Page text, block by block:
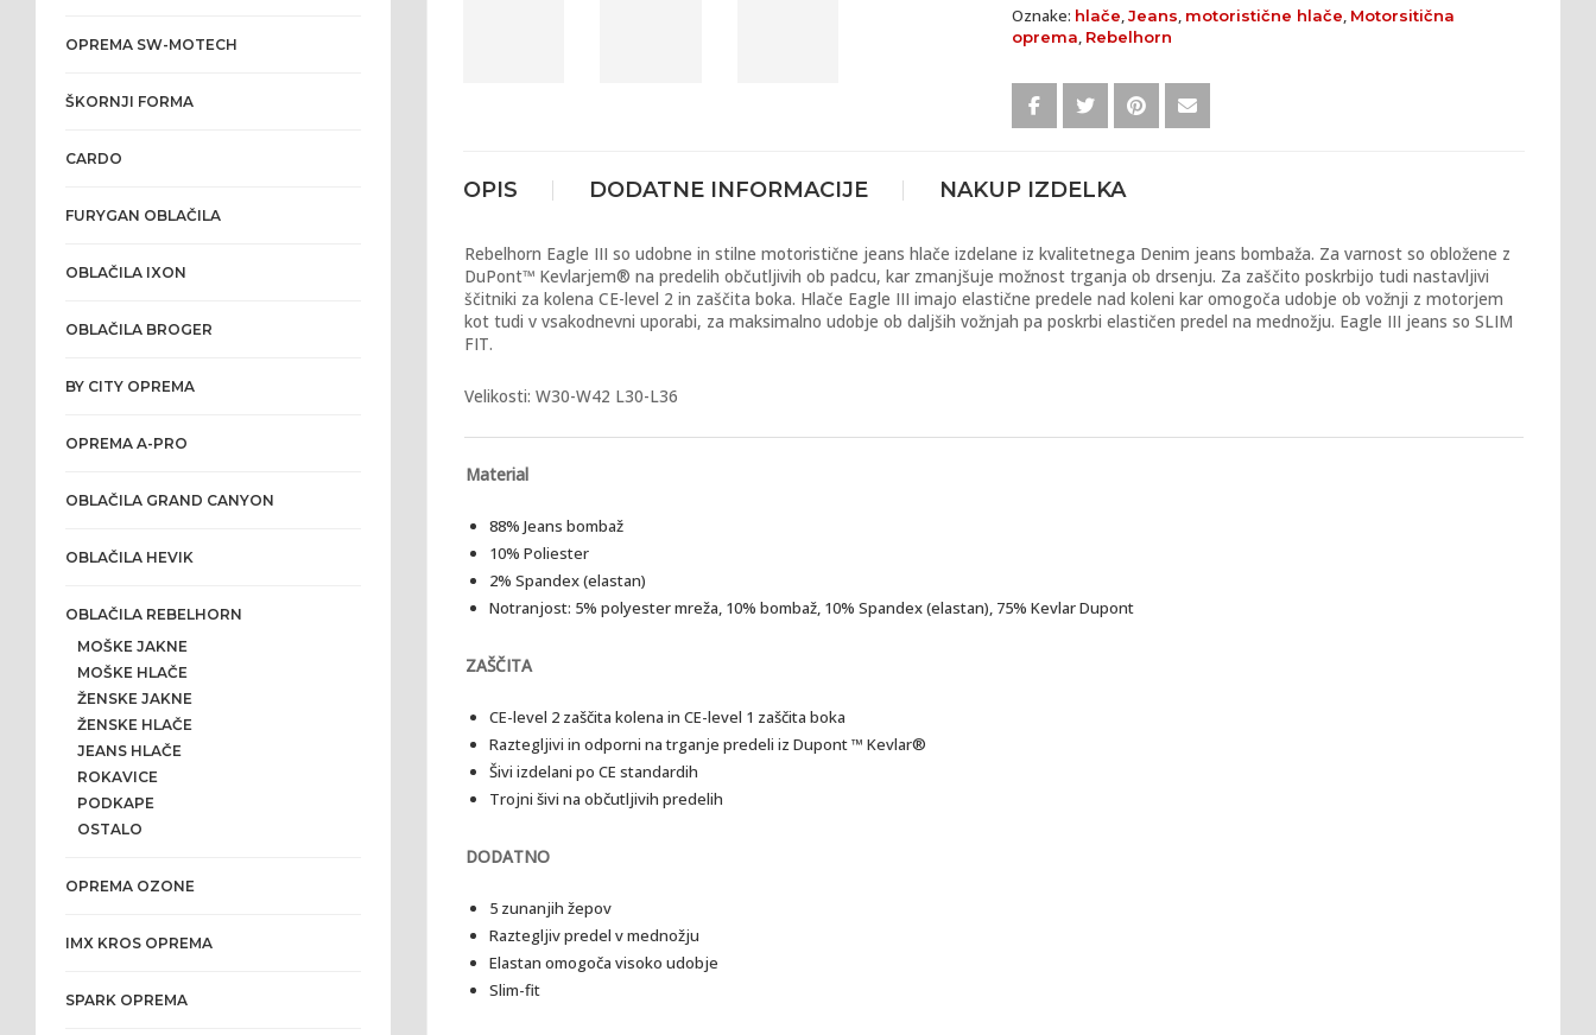
Oznake: hlače Jeans motoristične hlače Motorsitična
oprema Rebelhorn
OPIS DODATNE INFORMACIJE NAKUP IZDELKA
Rebelhorn Eagle III so udobne in stilne motoristične jeans hlače izdelane iz kvalitetnega Denim jeans bombaža. Za varnost so obložene z
DuPont™ Kevlarjem® na predelih občutljivih ob padcu, kar zmanjšuje možnost trganja ob drsenju. Za zaščito poskrbijo tudi nastavljivi
ščitniki za kolena CE-level 2 in zaščita boka. Hlače Eagle III imajo elastične predele nad koleni kar omogoča udobje ob vožnji z motorjem
kot tudi v vsakodnevni uporabi, za maksimalno udobje ob daljših vožnjah pa poskrbi elastičen predel na mednožju. Eagle III jeans so SLIM
FIT.
Velikosti: W30-W42 L30-L36
Material
88% Jeans bombaž
10% Poliester
2% Spandex (elastan)
Notranjost: 5% polyester mreža, 10% bombaž, 10% Spandex (elastan), 75% Kevlar Dupont
ZAŠČITA
CE-level 2 zaščita kolena in CE-level 1 zaščita boka
Raztegljivi in odporni na trganje predeli iz Dupont ™ Kevlar®
Šivi izdelani po CE standardih
Trojni šivi na občutljivih predelih
DODATNO
5 zunanjih žepov
Raztegljiv predel v mednožju
Elastan omogoča visoko udobje
Slim-fit
OPREMA SW-MOTECH
ŠKORNJI FORMA
CARDO
FURYGAN OBLAČILA
OBLAČILA IXON
OBLAČILA BROGER
BY CITY OPREMA
OPREMA A-PRO
OBLAČILA GRAND CANYON
OBLAČILA HEVIK
OBLAČILA REBELHORN
MOŠKE JAKNE
MOŠKE HLAČE
ŽENSKE JAKNE
ŽENSKE HLAČE
JEANS HLAČE
ROKAVICE
PODKAPE
OSTALO
OPREMA OZONE
IMX KROS OPREMA
SPARK OPREMA